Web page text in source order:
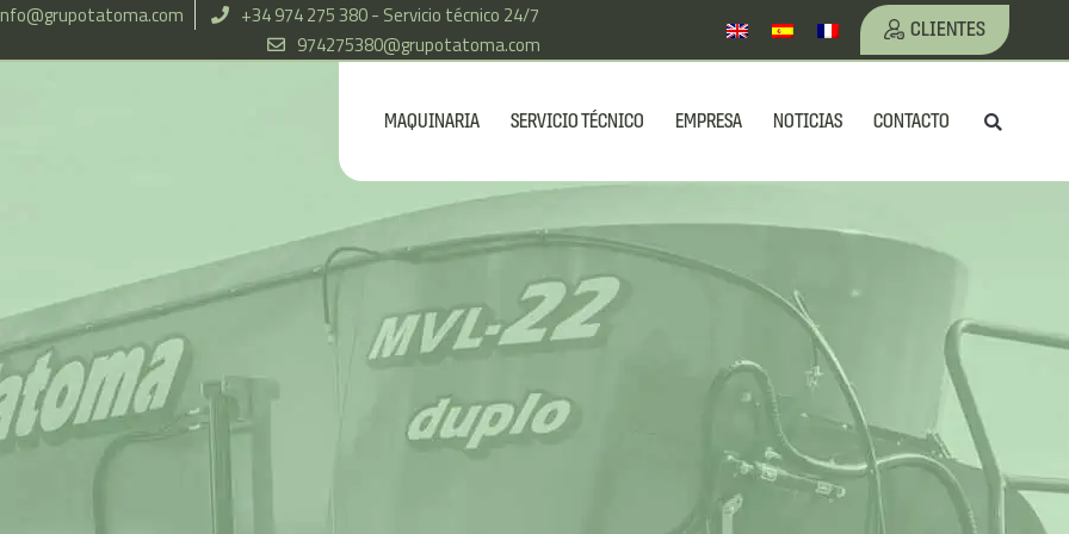
+34 974 275 380 - Servicio técnico 24/7
974275380@grupotatoma.com
CLIENTES
MAQUINARIA SERVICIO TÉCNICO EMPRESA NOTICIAS CONTACTO